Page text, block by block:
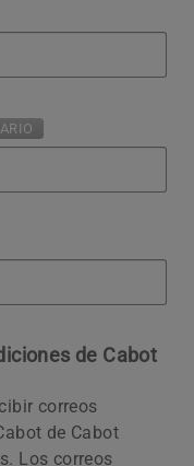
de Cabot
correos
de Cabot
Los correos